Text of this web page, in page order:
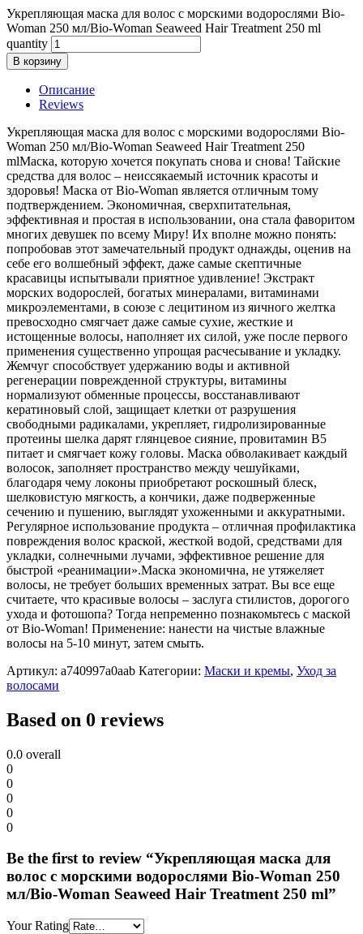
Укрепляющая маска для волос с морскими водорослями Bio-
Woman 250 мл/Bio-Woman Seaweed Hair Treatment 250 ml
quantity
В корзину
Описание
Reviews
Укрепляющая маска для волос с морскими водорослями Bio-
Woman 250 мл/Bio-Woman Seaweed Hair Treatment 250
mlМаска, которую хочется покупать снова и снова! Тайские
средства для волос – неиссякаемый источник красоты и
здоровья! Маска от Bio-Woman является отличным тому
подтверждением. Экономичная, сверхпитательная,
эффективная и простая в использовании, она стала фаворитом
многих девушек по всему Миру! Их вполне можно понять:
попробовав этот замечательный продукт однажды, оценив на
себе его волшебный эффект, даже самые скептичные
красавицы испытывали приятное удивление! Экстракт
морских водорослей, богатых минералами, витаминами
микроэлементами, в союзе с лецитином из яичного желтка
превосходно смягчает даже самые сухие, жесткие и
истощенные волосы, наполняет их силой, уже после первого
применения существенно упрощая расчесывание и укладку.
Жемчуг способствует удержанию воды и активной
регенерации поврежденной структуры, витамины
нормализуют обменные процессы, восстанавливают
кератиновый слой, защищает клетки от разрушения
свободными радикалами, укрепляет, гидролизированные
протеины шелка дарят глянцевое сияние, провитамин В5
питает и смягчает кожу головы. Маска обволакивает каждый
волосок, заполняет пространство между чешуйками,
благодаря чему локоны приобретают роскошный блеск,
шелковистую мягкость, а кончики, даже подверженные
сечению и пушению, выглядят ухоженными и аккуратными.
Регулярное использование продукта – отличная профилактика
повреждения волос краской, жесткой водой, средствами для
укладки, солнечными лучами, эффективное решение для
быстрой «реанимации».Маска экономична, не утяжеляет
волосы, не требует больших временных затрат. Вы все еще
считаете, что красивые волосы – заслуга стилистов, дорогого
ухода и фотошопа? Тогда непременно познакомьтесь с маской
от Bio-Woman! Применение: нанести на чистые влажные
волосы на 5-10 минут, затем смыть.
Артикул: a740997a0aab Категории: Маски и кремы, Уход за
волосами
Based on 0 reviews
0.0 overall
0
0
0
0
0
Be the first to review “Укрепляющая маска для
волос с морскими водорослями Bio-Woman 250
мл/Bio-Woman Seaweed Hair Treatment 250 ml”
Your Rating